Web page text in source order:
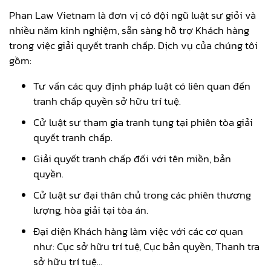
Phan Law Vietnam là đơn vị có đội ngũ luật sư giỏi và
nhiều năm kinh nghiệm, sẵn sàng hỗ trợ Khách hàng
trong việc giải quyết tranh chấp. Dịch vụ của chúng tôi
gồm:
Tư vấn các quy định pháp luật có liên quan đến
tranh chấp quyền sở hữu trí tuệ.
Cử luật sư tham gia tranh tụng tại phiên tòa giải
quyết tranh chấp.
Giải quyết tranh chấp đối với tên miền, bản
quyền.
Cử luật sư đại thân chủ trong các phiên thương
lượng, hòa giải tại tòa án.
Đại diện Khách hàng làm việc với các cơ quan
như: Cục sở hữu trí tuệ, Cục bản quyền, Thanh tra
sở hữu trí tuệ…